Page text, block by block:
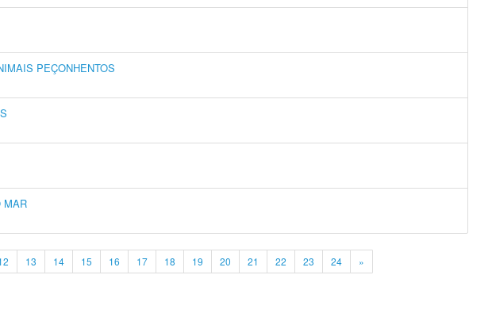
PEÇONHENTOS
MAR
13 14 15 16 17 18 19 20 21 22 23 24 »